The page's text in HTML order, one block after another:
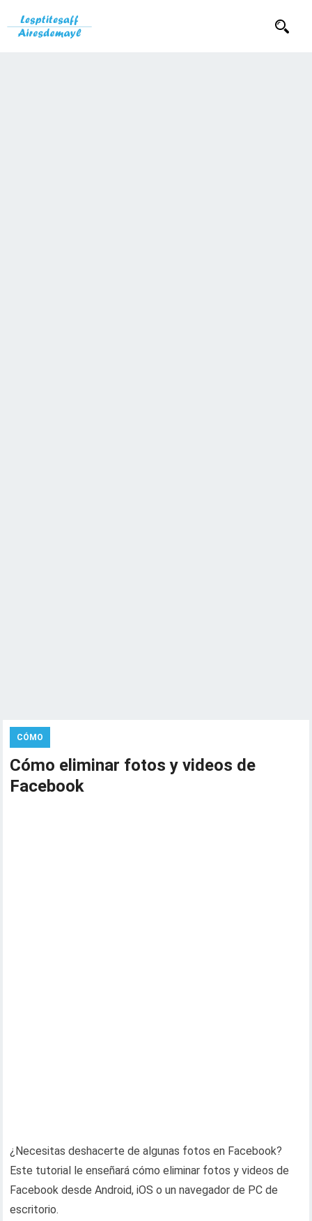
CÓMO
Cómo eliminar fotos y videos de
Facebook
¿Necesitas deshacerte de algunas fotos en Facebook?
Este tutorial le enseñará cómo eliminar fotos y videos de
Facebook desde Android, iOS o un navegador de PC de
escritorio.